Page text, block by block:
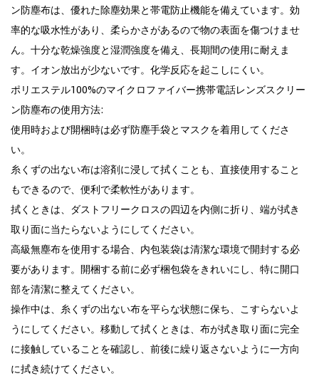
ン防塵布は、優れた除塵効果と帯電防止機能を備えています。効
率的な吸水性があり、柔らかさがあるので物の表面を傷つけませ
ん。十分な乾燥強度と湿潤強度を備え、長期間の使用に耐えま
す。イオン放出が少ないです。化学反応を起こしにくい。
ポリエステル100%のマイクロファイバー携帯電話レンズスクリー
ン防塵布の使用方法:
使用時および開梱時は必ず防塵手袋とマスクを着用してくださ
い。
糸くずの出ない布は溶剤に浸して拭くことも、直接使用すること
もできるので、便利で柔軟性があります。
拭くときは、ダストフリークロスの四辺を内側に折り、端が拭き
取り面に当たらないようにしてください。
高級無塵布を使用する場合、内包装袋は清潔な環境で開封する必
要があります。開梱する前に必ず梱包袋をきれいにし、特に開口
部を清潔に整えてください。
操作中は、糸くずの出ない布を平らな状態に保ち、こすらないよ
うにしてください。移動して拭くときは、布が拭き取り面に完全
に接触していることを確認し、前後に繰り返さないように一方向
に拭き続けてください。